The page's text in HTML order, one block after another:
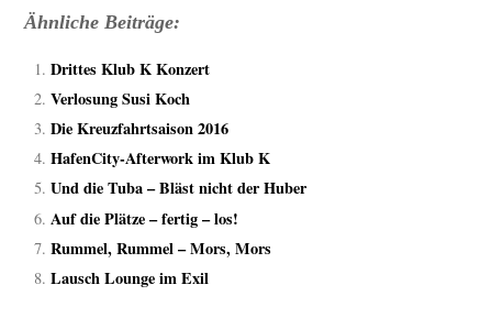
Ähnliche Beiträge:
Drittes Klub K Konzert
Verlosung Susi Koch
Die Kreuzfahrtsaison 2016
HafenCity-Afterwork im Klub K
Und die Tuba – Bläst nicht der Huber
Auf die Plätze – fertig – los!
Rummel, Rummel – Mors, Mors
Lausch Lounge im Exil